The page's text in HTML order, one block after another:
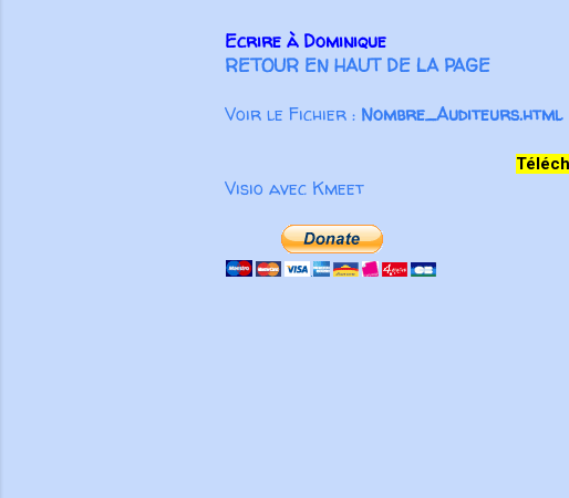
Ecrire à Dominique
RETOUR EN HAUT DE LA PAGE
Voir le Fichier : Nombre_Auditeurs.html
Visio avec Kmeet